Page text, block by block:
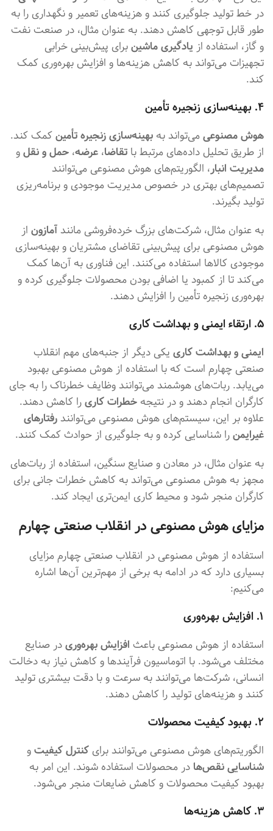
در خط تولید جلوگیری کنند و هزینه‌های تعمیر و نگهداری را به
طور قابل توجهی کاهش دهند. به عنوان مثال، در صنعت نفت
و گاز، استفاده از یادگیری ماشینبرای پیش‌بینی خرابی
تجهیزات می‌تواند به کاهش هزینه‌ها و افزایش بهره‌وری کمک
کند.
۴. بهینه‌سازی زنجیره تأمین
هوش مصنوعیمی‌تواند به بهینه‌سازی زنجیره تأمینکمک کند.
از طریق تحلیل داده‌های مرتبط با تقاضا، عرضه، حمل و نقلو
مدیریت انبار، الگوریتم‌های هوش مصنوعی می‌توانند
تصمیم‌های بهتری در خصوص مدیریت موجودی و برنامه‌ریزی
تولید بگیرند.
به عنوان مثال، شرکت‌های بزرگ خرده‌فروشی مانندآمازون از
هوش مصنوعی برای پیش‌بینی تقاضای مشتریان و بهینه‌سازی
موجودی کالاها استفاده می‌کنند. این فناوری به آن‌ها کمک
می‌کند تا از کمبود یا اضافی بودن محصولات جلوگیری کرده و
بهره‌وری زنجیره تأمین را افزایش دهند.
۵. ارتقاء ایمنی و بهداشت کاری
ایمنی و بهداشت کاری یکی دیگر از جنبه‌های مهم انقلاب
صنعتی چهارم است که با استفاده از هوش مصنوعی بهبود
می‌یابد. ربات‌های هوشمند می‌توانند وظایف خطرناک را به جای
کارگران انجام دهند و در نتیجه خطرات کاریرا کاهش دهند.
علاوه بر این، سیستم‌های هوش مصنوعی می‌توانندرفتارهای
غیرایمنرا شناسایی کرده و به جلوگیری از حوادث کمک کنند.
به عنوان مثال، در معادن و صنایع سنگین، استفاده از ربات‌های
مجهز به هوش مصنوعی می‌تواند به کاهش خطرات جانی برای
کارگران منجر شود و محیط کاری ایمن‌تری ایجاد کند.
مزایای هوش مصنوعی در انقلاب صنعتی چهارم
استفاده از هوش مصنوعی در انقلاب صنعتی چهارم مزایای
بسیاری دارد که در ادامه به برخی از مهم‌ترین آن‌ها اشاره
می‌کنیم:
۱. افزایش بهره‌وری
استفاده از هوش مصنوعی باعث افزایش بهره‌وریدر صنایع
مختلف می‌شود. با اتوماسیون فرآیندها و کاهش نیاز به دخالت
انسانی، شرکت‌ها می‌توانند به سرعت و با دقت بیشتری تولید
کنند و هزینه‌های تولید را کاهش دهند.
۲. بهبود کیفیت محصولات
الگوریتم‌های هوش مصنوعی می‌توانند برایکنترل کیفیتو
شناسایی نقص‌هادر محصولات استفاده شوند. این امر به
بهبود کیفیت محصولات و کاهش ضایعات منجر می‌شود.
۳. کاهش هزینه‌ها